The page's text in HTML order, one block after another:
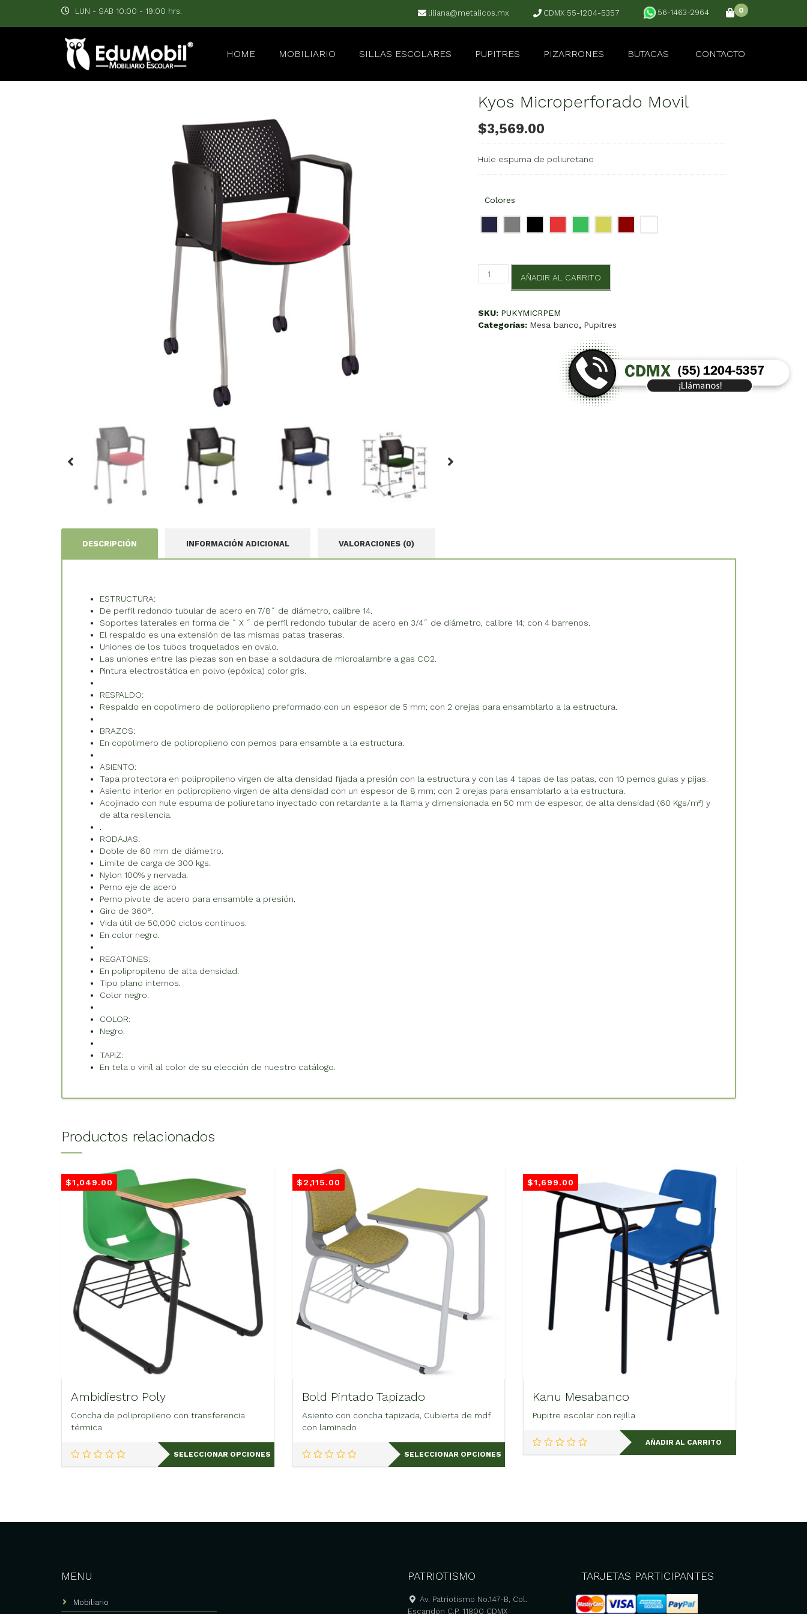
LUN - SAB 10:00 - 19:00 hrs. liliana@metalicos.mx CDMX 55-1204-5357 56-1463-2964 0
HOME MOBILIARIO SILLAS ESCOLARES PUPITRES PIZARRONES BUTACAS CONTACTO
Kyos Microperforado Movil
$3,569.00
Hule espuma de poliuretano
Colores
Kyos
MicroperforadoAÑADIR AL CARRITO
SKU: PUKYMICRPEM
Categorías: Mesa banco, Pupitres
DESCRIPCIÓN INFORMACIÓN ADICIONAL VALORACIONES (0)
ESTRUCTURA:
De perfil redondo tubular de acero en 7/8˝ de diámetro, calibre 14.
Soportes laterales en forma de ˝ X ˝ de perfil redondo tubular de acero en 3/4˝ de diámetro, calibre 14; con 4 barrenos.
El respaldo es una extensión de las mismas patas traseras.
Uniones de los tubos troquelados en ovalo.
Las uniones entre las piezas son en base a soldadura de microalambre a gas CO2.
Pintura electrostática en polvo (epóxica) color gris.
RESPALDO:
Respaldo en copolimero de polipropileno preformado con un espesor de 5 mm; con 2 orejas para ensamblarlo a la estructura.
BRAZOS:
En copolimero de polipropileno con pernos para ensamble a la estructura.
ASIENTO:
Tapa protectora en polipropileno virgen de alta densidad fijada a presión con la estructura y con las 4 tapas de las patas, con 10 pernos guias y pijas.
Asiento interior en polipropileno virgen de alta densidad con un espesor de 8 mm; con 2 orejas para ensamblarlo a la estructura.
Acojinado con hule espuma de poliuretano inyectado con retardante a la flama y dimensionada en 50 mm de espesor, de alta densidad (60 Kgs/m³) y
de alta resilencia.
.
RODAJAS:
Doble de 60 mm de diámetro.
Límite de carga de 300 kgs.
Nylon 100% y nervada.
Perno eje de acero
Perno pivote de acero para ensamble a presión.
Giro de 360°.
Vida útil de 50,000 ciclos continuos.
En color negro.
REGATONES:
En polipropileno de alta densidad.
Tipo plano internos.
Color negro.
COLOR:
Negro.
TAPIZ:
En tela o viníl al color de su elección de nuestro catálogo.
Productos relacionados
$1,049.00
Ambidiestro Poly
Concha de polipropileno con transferencia
térmica
SELECCIONAR OPCIONES
Este
producto
$2,115.00
Bold Pintado Tapizado
Asiento con concha tapizada, Cubierta de mdf
con laminado
SELECCIONAR OPCIONES
Este
producto
$1,699.00
Kanu Mesabanco
Pupitre escolar con rejilla
AÑADIR AL CARRITO
MENU
Mobiliario
PATRIOTISMO
Av. Patriotismo No.147-B, Col.
Escandón C.P. 11800 CDMX
TARJETAS PARTICIPANTES